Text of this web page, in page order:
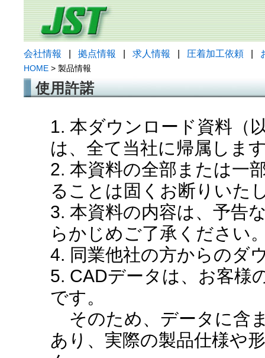
会社情報 拠点情報 求人情報 圧着加工依頼
HOME > 製品情報
使用許諾
1. 本ダウンロード資料（
は、全て当社に帰属しま
2. 本資料の全部または一
ることは固くお断りいた
3. 本資料の内容は、予告
らかじめご了承ください
4. 同業他社の方からのダ
5. CADデータは、お客様
です。
そのため、データに含
あり、実際の製品仕様や